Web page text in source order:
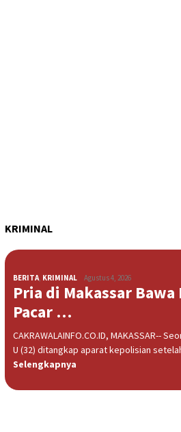
KRIMINAL
BERITA, KRIMINAL Agustus 4, 2026
Pria di Makassar
Pacar …
CAKRAWALAINFO.CO.ID, MAKASSAR--
U (32) ditangkap aparat kepolisian
Selengkapnya